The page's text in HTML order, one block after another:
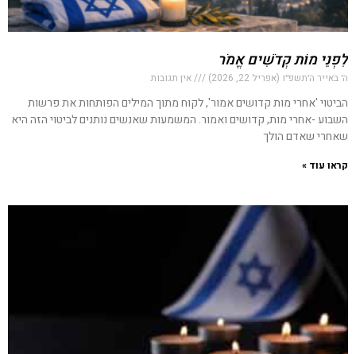
לִפְנֵי מוֹת קְדֹשִׁים אֱמֹר
ה׳ באייר ה׳תשפ״ו (אפריל 22, 2026) אין תגובות
הביטוי 'אחרי מות קדושים אמור', לקוח מתוך המילים הפותחות את פרשות
השבוע -אחרי מות, קדושים ואמור. המשמעות שאנשים נותנים לביטוי הזה היא
שאחרי שאדם הולך
קראו עוד »